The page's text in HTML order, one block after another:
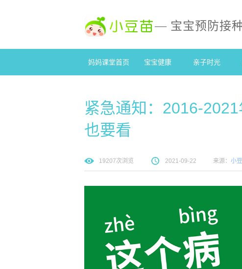
— 宝宝预防接
妈妈课堂首页 宝宝健康 亲子时光
紧急通知：2016-
也要看
19207次浏览 2021-09-22 来源： 小